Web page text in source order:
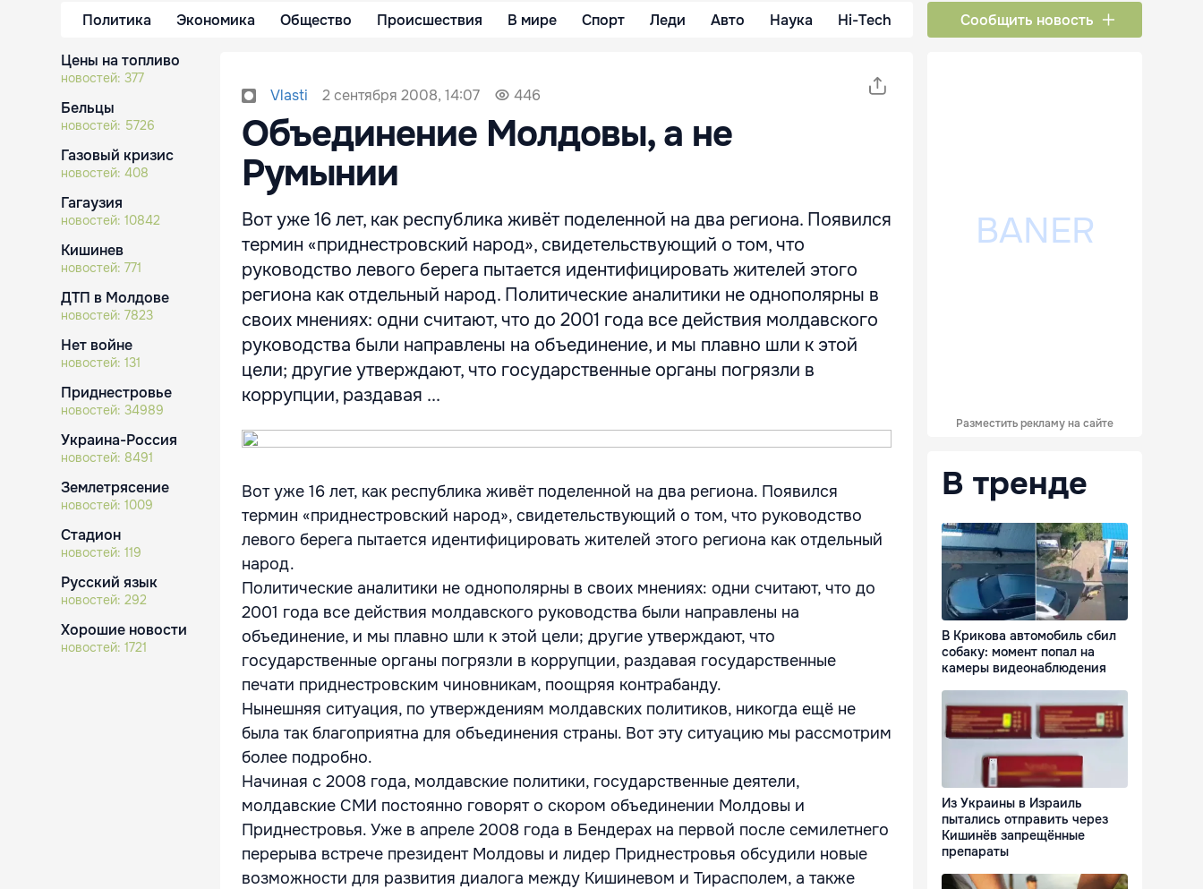
Политика Экономика Общество Происшествия В мире Спорт Леди Авто Наука Hi-Tech Сообщить новость
Цены на топливо
новостей: 377
Бельцы
новостей: 5726
Газовый кризис
новостей: 408
Гагаузия
новостей: 10842
Кишинев
новостей: 771
ДТП в Молдове
новостей: 7823
Нет войне
новостей: 131
Приднестровье
новостей: 34989
Украина-Россия
новостей: 8491
Землетрясение
новостей: 1009
Стадион
новостей: 119
Русский язык
новостей: 292
Хорошие новости
новостей: 1721
Vlasti 2 сентября 2008, 14:07 446
Объединение Молдовы, а не
Румынии
Вот уже 16 лет, как республика живёт поделенной на два региона. Появился
термин «приднестровский народ», свидетельствующий о том, что
руководство левого берега пытается идентифицировать жителей этого
региона как отдельный народ. Политические аналитики не однополярны в
своих мнениях: одни считают, что до 2001 года все действия молдавского
руководства были направлены на объединение, и мы плавно шли к этой
цели; другие утверждают, что государственные органы погрязли в
коррупции, раздавая ...
Вот уже 16 лет, как республика живёт поделенной на два региона. Появился
термин «приднестровский народ», свидетельствующий о том, что руководство
левого берега пытается идентифицировать жителей этого региона как отдельный
народ.
Политические аналитики не однополярны в своих мнениях: одни считают, что до
2001 года все действия молдавского руководства были направлены на
объединение, и мы плавно шли к этой цели; другие утверждают, что
государственные органы погрязли в коррупции, раздавая государственные
печати приднестровским чиновникам, поощряя контрабанду.
Нынешняя ситуация, по утверждениям молдавских политиков, никогда ещё не
была так благоприятна для объединения страны. Вот эту ситуацию мы рассмотрим
более подробно.
Начиная с 2008 года, молдавские политики, государственные деятели,
молдавские СМИ постоянно говорят о скором объединении Молдовы и
Приднестровья. Уже в апреле 2008 года в Бендерах на первой после семилетнего
перерыва встрече президент Молдовы и лидер Приднестровья обсудили новые
возможности для развития диалога между Кишиневом и Тирасполем, а также
Разместить рекламу на сайте
В тренде
В Крикова автомобиль сбил
собаку: момент попал на
камеры видеонаблюдения
Из Украины в Израиль
пытались отправить через
Кишинёв запрещённые
препараты